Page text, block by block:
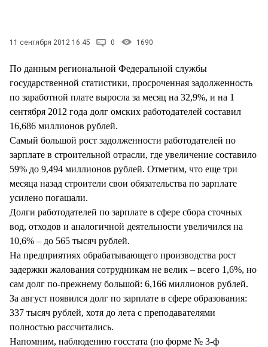
11 сентября 2012 16:45 0 1690
По данным региональной Федеральной службы
государственной статистики, просроченная задолженность
по заработной плате выросла за месяц на 32,9%, и на 1
сентября 2012 года долг омских работодателей составил
16,686 миллионов рублей.
Самый большой рост задолженности работодателей по
зарплате в строительной отрасли, где увеличение составило
59% до 9,494 миллионов рублей. Отметим, что еще три
месяца назад строители свои обязательства по зарплате
усилено погашали.
Долги работодателей по зарплате в сфере сбора сточных
вод, отходов и аналогичной деятельности увеличился на
10,6% – до 565 тысяч рублей.
На предприятиях обрабатывающего производства рост
задержки жалования сотрудникам не велик – всего 1,6%, но
сам долг по-прежнему большой: 6,166 миллионов рублей.
За август появился долг по зарплате в сфере образования:
337 тысяч рублей, хотя до лета с преподавателями
полностью рассчитались.
Напомним, наблюдению госстата (по форме № 3-ф